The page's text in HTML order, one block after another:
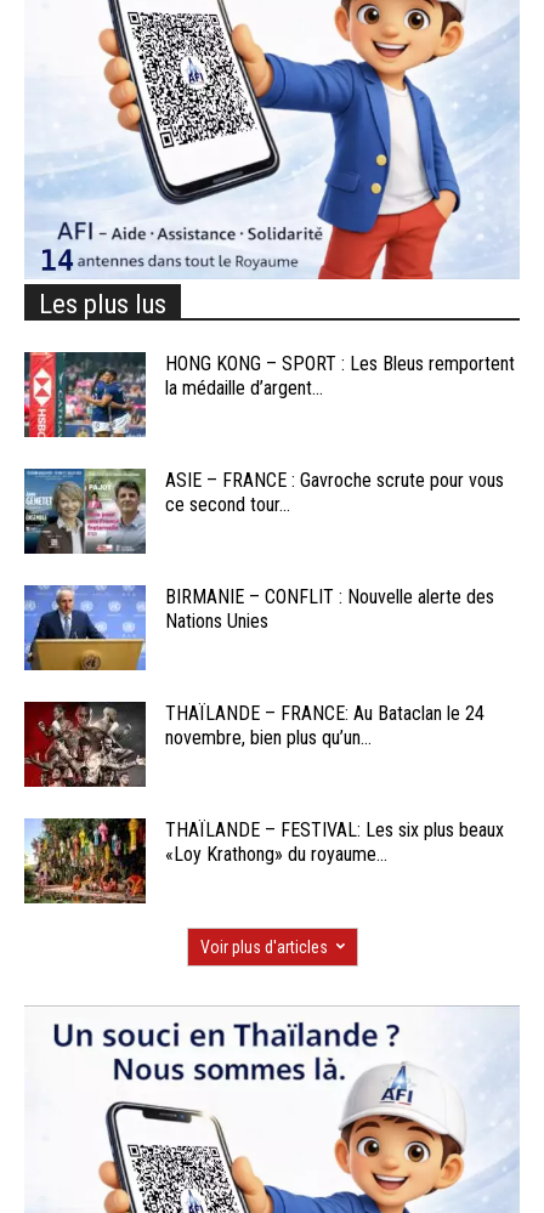
Les plus lus
HONG KONG – SPORT : Les Bleus remportent
la médaille d’argent...
ASIE – FRANCE : Gavroche scrute pour vous
ce second tour...
BIRMANIE – CONFLIT : Nouvelle alerte des
Nations Unies
THAÏLANDE – FRANCE: Au Bataclan le 24
novembre, bien plus qu’un...
THAÏLANDE – FESTIVAL: Les six plus beaux
«Loy Krathong» du royaume...
Voir plus d'articles